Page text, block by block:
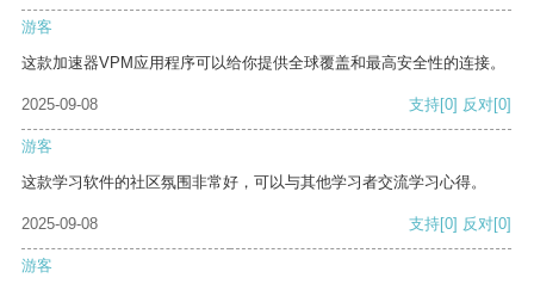
游客
这款加速器VPM应用程序可以给你提供全球覆盖和最高安全性的连接。
2025-09-08 支持[0] 反对[0]
游客
这款学习软件的社区氛围非常好，可以与其他学习者交流学习心得。
2025-09-08 支持[0] 反对[0]
游客